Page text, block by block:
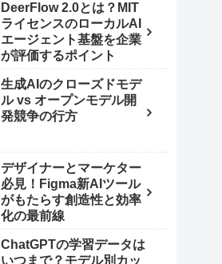
DeerFlow 2.0とは？MIT
ライセンスのローカルAI
エージェント基盤を企業
が評価するポイント
生成AIのクローズドモデ
ル vs オープンモデル開
発競争の行方
デザイナーとマーケター
必見！Figma新AIツール
がもたらす創造性と効率
化の最前線
ChatGPTの学習データは
いつまで？モデル別カッ